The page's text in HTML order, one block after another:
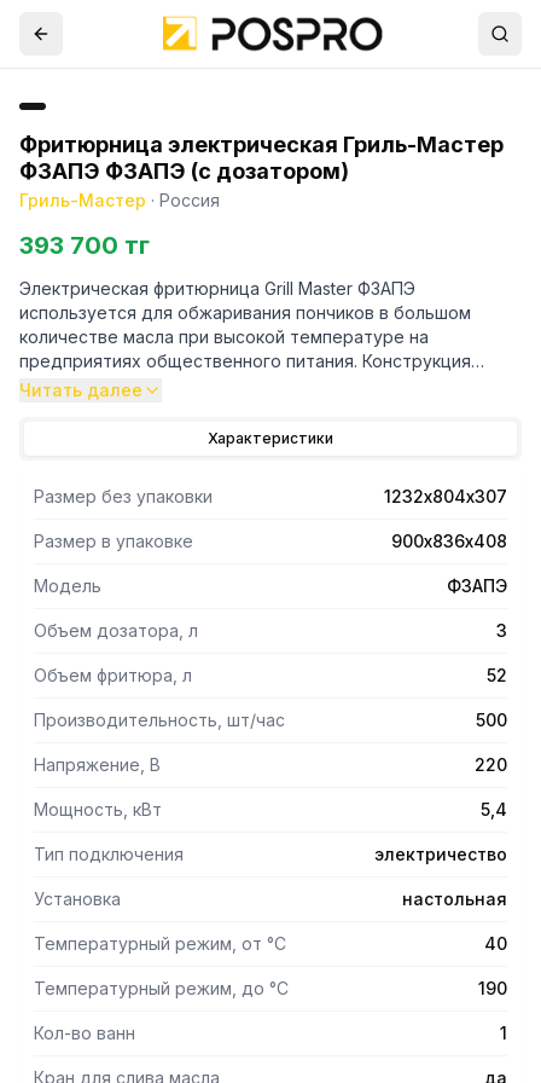
Фритюрница электрическая Гриль-Мастер
Ф3АПЭ Ф3АПЭ (с дозатором)
Гриль-Мастер · Россия
393 700 тг
Электрическая фритюрница Grill Master Ф3АПЭ
используется для обжаривания пончиков в большом
количестве масла при высокой температуре на
предприятиях общественного питания. Конструкция
прибора выполнена из нержавеющей стали, крышка - из
Читать далее
Характеристики
Размер без упаковки 1232х804х307
Размер в упаковке 900х836х408
Модель Ф3АПЭ
Объем дозатора, л 3
Объем фритюра, л 52
Производительность, шт/час 500
Напряжение, В 220
Мощность, кВт 5,4
Тип подключения электричество
Установка настольная
Температурный режим, от °С 40
Температурный режим, до °С 190
Кол-во ванн 1
Кран для слива масла да